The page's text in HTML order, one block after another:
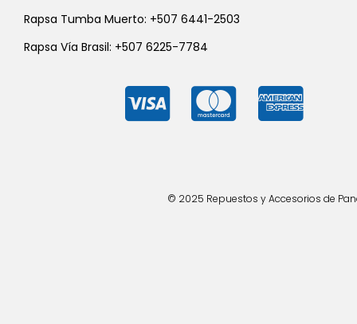
Rapsa Tumba Muerto: +507 6441-2503
Rapsa Vía Brasil: +507 6225-7784
© 2025 Repuestos y Accesorios de